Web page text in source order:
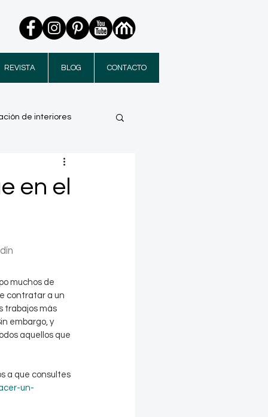
REVISTA BLOG CONTACTO
de interiores
en el
muchos de
contratar a un
trabajos más
embargo, y
aquellos que
a que consultes
un-